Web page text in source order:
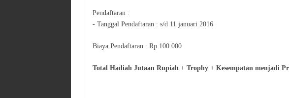
Pendaftaran :
- Tanggal Pendaftaran : s/d 11 januari 2016
Biaya Pendaftaran : Rp 100.000
Total Hadiah Jutaan Rupiah + Trophy + Kesempatan menjadi